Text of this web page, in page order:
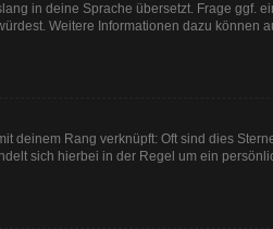
in deine Sprache übersetzt. Frage ggf.
Weitere Informationen dazu können
deinem Rang verknüpft: Oft sind dies
sich hierbei in der Regel um ein